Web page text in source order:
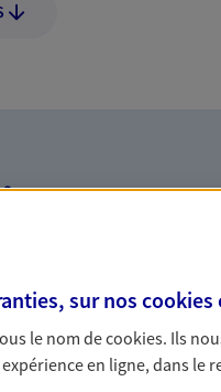
Accompagner
entreprises
sur nos cookies
le nom decookies. Ils
en ligne, dans le